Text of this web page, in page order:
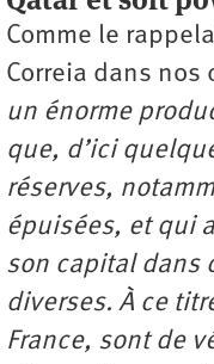
Comme le
Correia dans nos
un énorme
que, d’ici
réserves,
épuisées, et qui
son capital dans
diverses. À ce
France, sont de